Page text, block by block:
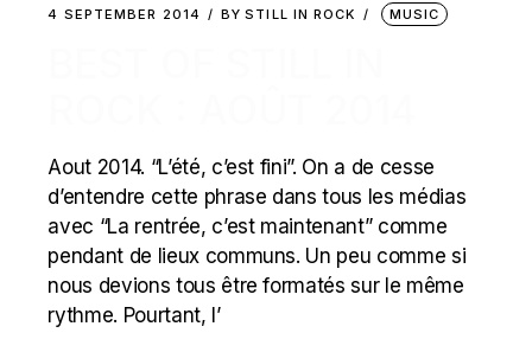
4 SEPTEMBER 2014 BY STILL IN ROCK MUSIC
Aout 2014. “L’été, c’est fini”. On a de cesse
d’entendre cette phrase dans tous les médias
avec “La rentrée, c’est maintenant” comme
pendant de lieux communs. Un peu comme si
nous devions tous être formatés sur le même
rythme. Pourtant, l’